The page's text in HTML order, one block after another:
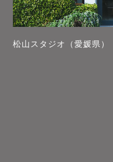
松山スタジオ（愛媛県）